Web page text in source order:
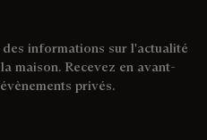
informations sur l'actualité
maison. Recevez en avant-
privés.